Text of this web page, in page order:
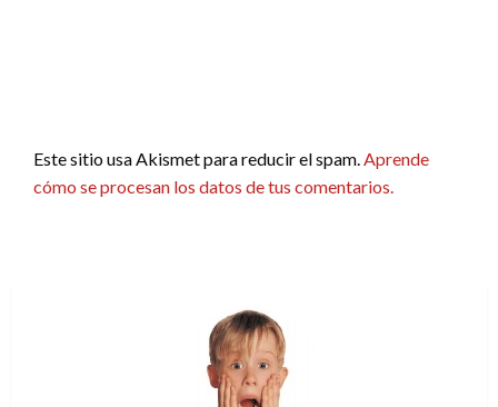
Este sitio usa Akismet para reducir el spam.Aprende
cómo se procesan los datos de tus comentarios.